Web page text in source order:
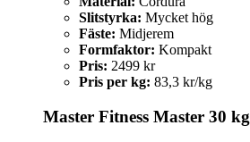
Slitstyrka: Mycket hög
Fäste: Midjerem
Formfaktor: Kompakt
Pris: 2499 kr
Pris per kg: 83,3 kr/kg
Master Fitness Master 30 kg